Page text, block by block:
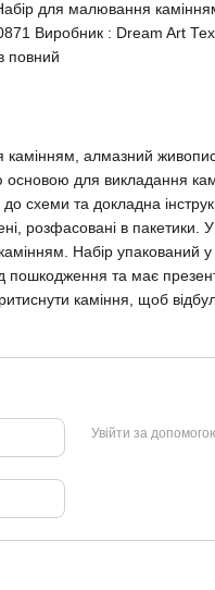
для малювання
Виробник : Dream Art
повний
алмазний
для викладання
схеми та докладна
розфасовані в пакетики.
Набір упакований
пошкодження та має
каміння, щоб
Увійти за